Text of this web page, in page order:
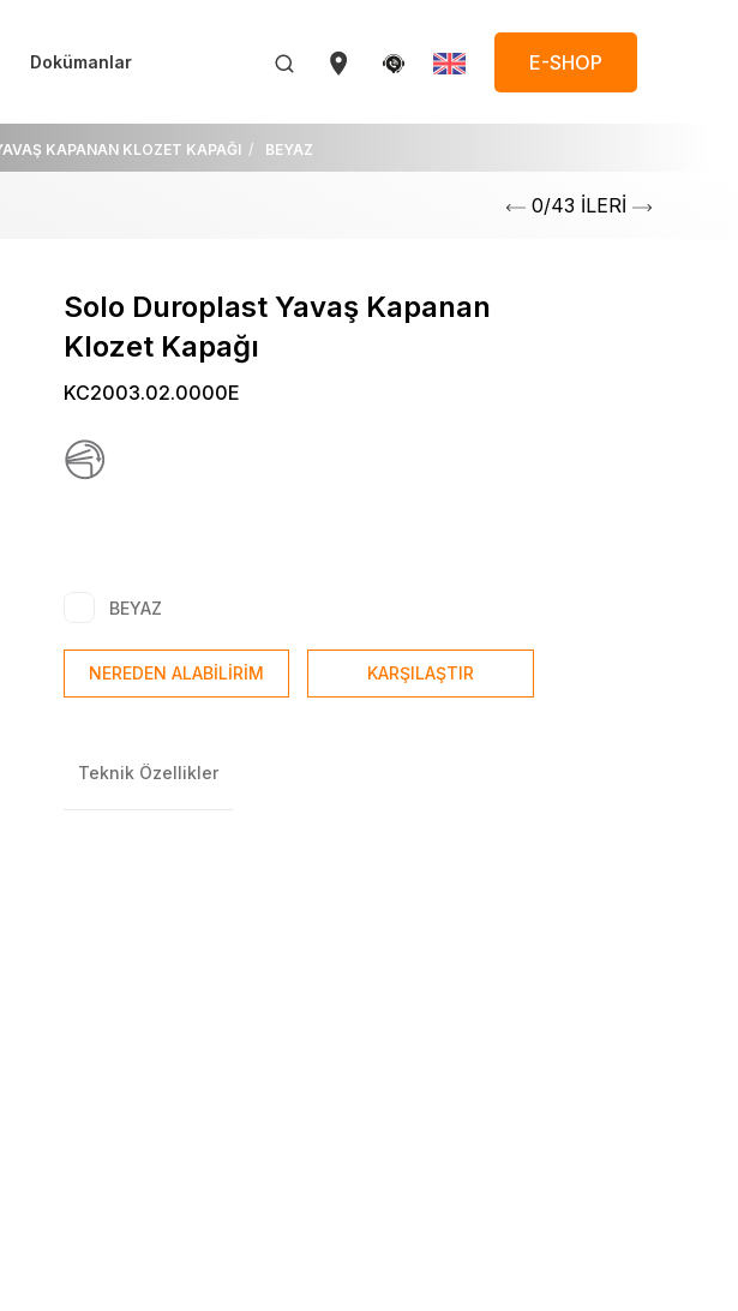
Dokümanlar E-SHOP
KAPANAN KLOZET KAPAĞI BEYAZ
0/43 İLERİ
Solo Duroplast Yavaş Kapanan
Klozet Kapağı
KC2003.02.0000E
BEYAZ
NEREDEN ALABİLİRİM KARŞILAŞTIR
Teknik Özellikler